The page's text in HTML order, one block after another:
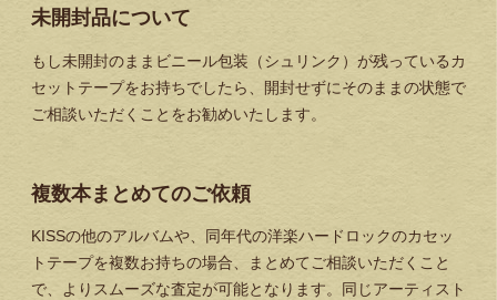
未開封品について
もし未開封のままビニール包装（シュリンク）が残っているカ
セットテープをお持ちでしたら、開封せずにそのままの状態で
ご相談いただくことをお勧めいたします。
複数本まとめてのご依頼
KISSの他のアルバムや、同年代の洋楽ハードロックのカセッ
トテープを複数お持ちの場合、まとめてご相談いただくこと
で、よりスムーズな査定が可能となります。同じアーティスト